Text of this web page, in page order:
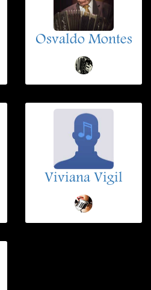
Osvaldo Montes
Viviana Vigil